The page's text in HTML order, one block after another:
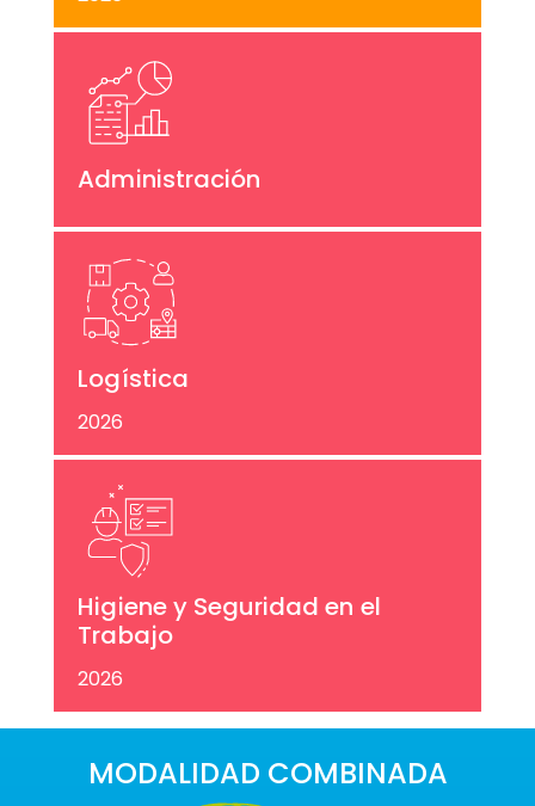
Administración
Logística
2026
Higiene y Seguridad en el
Trabajo
2026
MODALIDAD COMBINADA